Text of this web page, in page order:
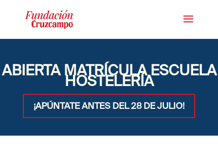
ABIERTA MATRÍCULA ESCUELA
HOSTELERÍA
¡APÚNTATE ANTES DEL 28 DE JULIO!